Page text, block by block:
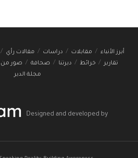
أبرز الأنباء مقابلات دراسات مقالات رأي
تقارير
خرائط ديرتنا صحافة صور من
مجلة الدير
Designed and developed by